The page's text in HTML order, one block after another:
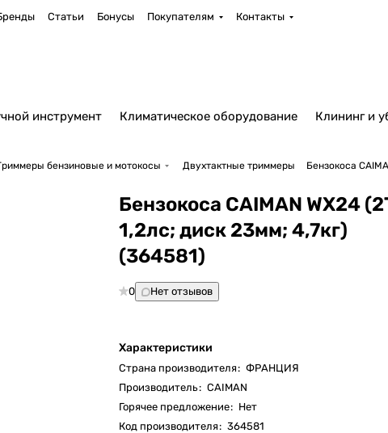
Статьи Бонусы Покупателям Контакты
инструмент Климатическое оборудование Клининг и
бензиновые и мотокосы Двухтактные триммеры Бензокоса
Бензокоса CAIMAN WX24
1,2лс; диск 23мм; 4,7кг)
(364581)
0 Нет отзывов
Характеристики
Страна производителя: ФРАНЦИЯ
Производитель: CAIMAN
Горячее предложение: Нет
Код производителя: 364581